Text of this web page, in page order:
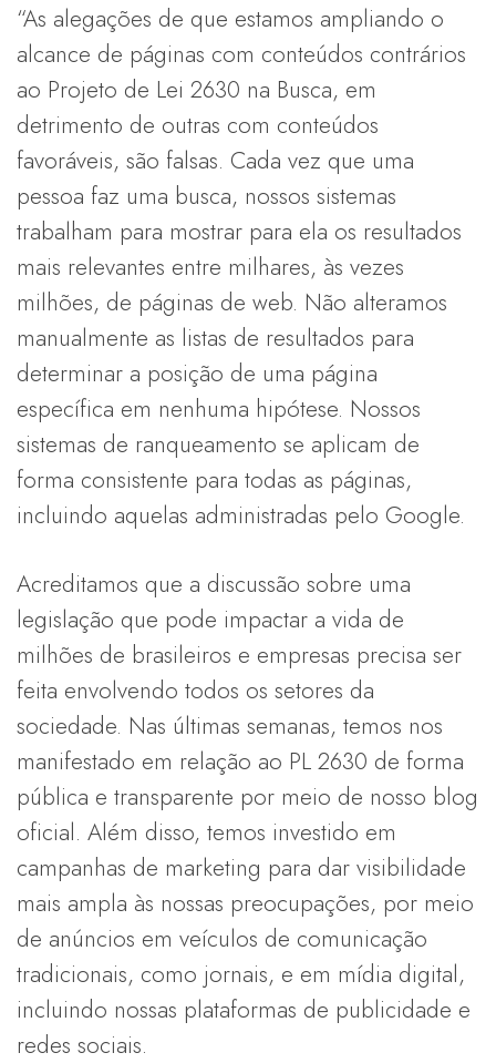
“As alegações de que estamos ampliando o
alcance de páginas com conteúdos contrários
ao Projeto de Lei 2630 na Busca, em
detrimento de outras com conteúdos
favoráveis, são falsas. Cada vez que uma
pessoa faz uma busca, nossos sistemas
trabalham para mostrar para ela os resultados
mais relevantes entre milhares, às vezes
milhões, de páginas de web. Não alteramos
manualmente as listas de resultados para
determinar a posição de uma página
específica em nenhuma hipótese. Nossos
sistemas de ranqueamento se aplicam de
forma consistente para todas as páginas,
incluindo aquelas administradas pelo Google.
Acreditamos que a discussão sobre uma
legislação que pode impactar a vida de
milhões de brasileiros e empresas precisa ser
feita envolvendo todos os setores da
sociedade. Nas últimas semanas, temos nos
manifestado em relação ao PL 2630 de forma
pública e transparente por meio de nosso blog
oficial. Além disso, temos investido em
campanhas de marketing para dar visibilidade
mais ampla às nossas preocupações, por meio
de anúncios em veículos de comunicação
tradicionais, como jornais, e em mídia digital,
incluindo nossas plataformas de publicidade e
redes sociais.